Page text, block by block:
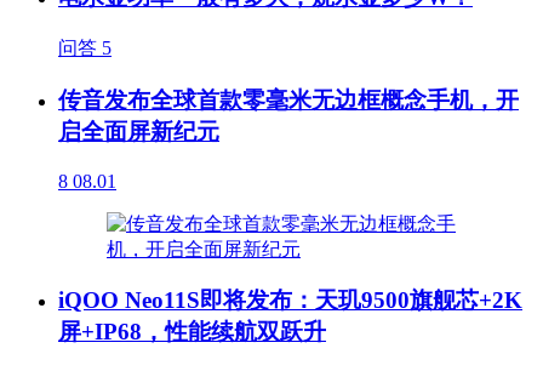
问答 5
传音发布全球首款零毫米无边框概念手机，开
启全面屏新纪元
8 08.01
iQOO Neo11S即将发布：天玑9500旗舰芯+2K
屏+IP68，性能续航双跃升